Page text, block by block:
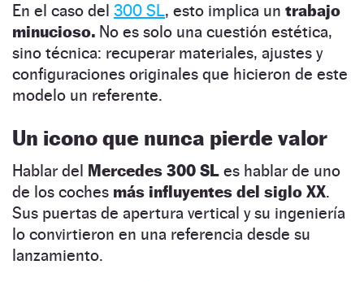
En el caso del 300 SL, esto implica un trabajo
minucioso. No es solo una cuestión estética,
sino técnica: recuperar materiales, ajustes y
configuraciones originales que hicieron de este
modelo un referente.
Un icono que nunca pierde valor
Hablar del Mercedes 300 SL es hablar de uno
de los coches más influyentes del siglo XX.
Sus puertas de apertura vertical y su ingeniería
lo convirtieron en una referencia desde su
lanzamiento.